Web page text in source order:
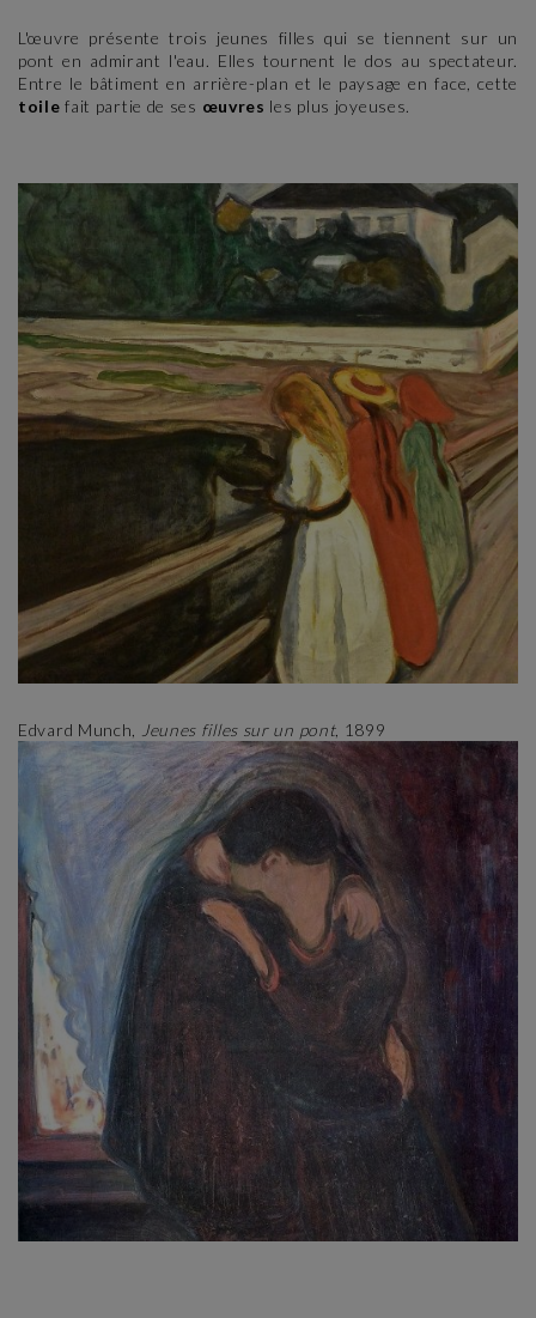
L'œuvre présente trois jeunes filles qui se tiennent sur un
pont en admirant l'eau. Elles tournent le dos au spectateur.
Entre le bâtiment en arrière-plan et le paysage en face, cette
toile fait partie de ses œuvres les plus joyeuses.
Edvard Munch, Jeunes filles sur un pont, 1899